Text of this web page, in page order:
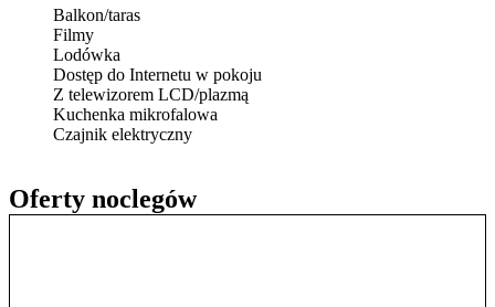
Oferty noclegów
Balkon/taras
Filmy
Lodówka
Dostęp do Internetu w pokoju
Z telewizorem LCD/plazmą
Kuchenka mikrofalowa
Czajnik elektryczny